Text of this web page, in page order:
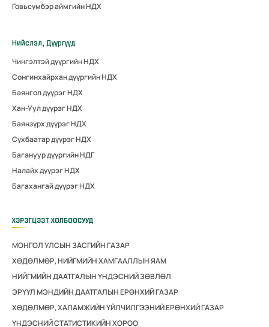
Говьсүмбэр аймгийн НДХ
Нийслэл, Дүүргүүд
Чингэлтэй дүүргийн НДХ
Сонгинхайрхан дүүргийн НДХ
Баянгол дүүрэг НДХ
Хан-Уул дүүрэг НДХ
Баянзүрх дүүрэг НДХ
Сүхбаатар дүүрэг НДХ
Багануур дүүргийн НДГ
Налайх дүүрэг НДХ
Багахангай дүүрэг НДХ
ХЭРЭГЦЭЭТ ХОЛБООСУУД
МОНГОЛ УЛСЫН ЗАСГИЙН ГАЗАР
ХӨДӨЛМӨР, НИЙГМИЙН ХАМГААЛЛЫН ЯАМ
НИЙГМИЙН ДААТГАЛЫН ҮНДЭСНИЙ ЗӨВЛӨЛ
ЭРҮҮЛ МЭНДИЙН ДААТГАЛЫН ЕРӨНХИЙ ГАЗАР
ХӨДӨЛМӨР, ХАЛАМЖИЙН ҮЙЛЧИЛГЭЭНИЙ ЕРӨНХИЙ ГАЗАР
ҮНДЭСНИЙ СТАТИСТИКИЙН ХОРОО